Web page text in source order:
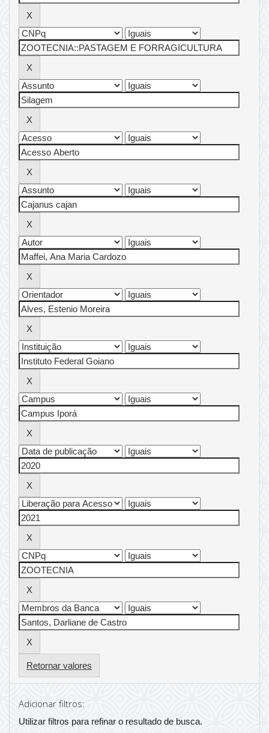
Retornar valores
Adicionar filtros:
Utilizar filtros para refinar o resultado de busca.